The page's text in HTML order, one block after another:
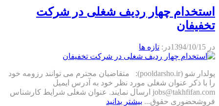
استخدام چهار ردیف شغلی در شرکت
تخفیفان
در 1394/10/15در: تازه ها
پولدار شو (pooldarsho.ir): متقاضیان محترم می توانند رزومه خود
را با ذکر عنوان شغلی مورد نظر خود به آدرس ایمیل
jobs@takhfifan.com ارسال نمایند. عنوان شغلی شرایط کارشناس
فروشحضوری حقوق... بیشتر بدانید